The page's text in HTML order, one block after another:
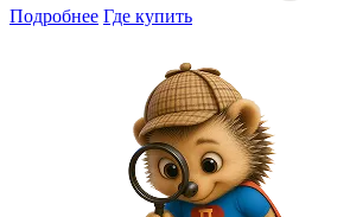
Подробнее Где купить